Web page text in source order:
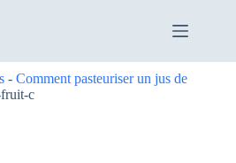
- Comment pasteuriser un jus de
fruit-c